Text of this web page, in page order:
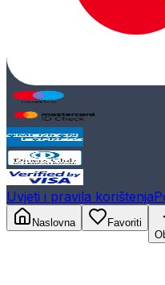
Uvjeti i pravila korištenja
Naslovna
Favoriti